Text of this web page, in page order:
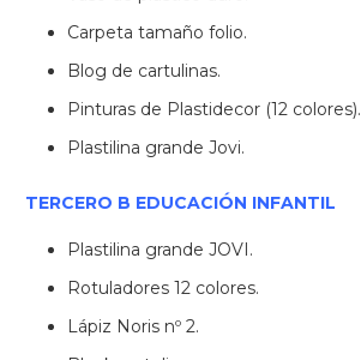
Carpeta tamaño folio.
Blog de cartulinas.
Pinturas de Plastidecor (12 colores).
Plastilina grande Jovi.
TERCERO B EDUCACIÓN INFANTIL
Plastilina grande JOVI.
Rotuladores 12 colores.
Lápiz Noris nº 2.